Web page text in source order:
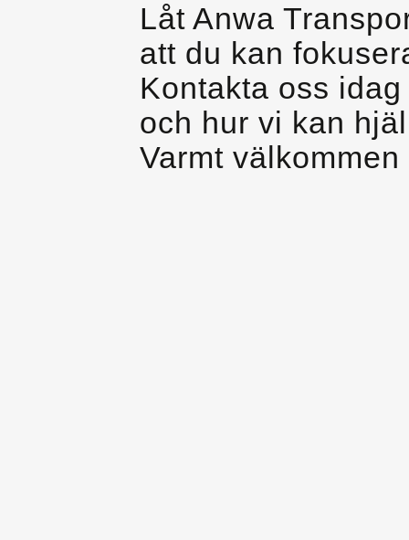
Låt Anwa
att du kan
Kontakta oss
och hur vi kan
Varmt